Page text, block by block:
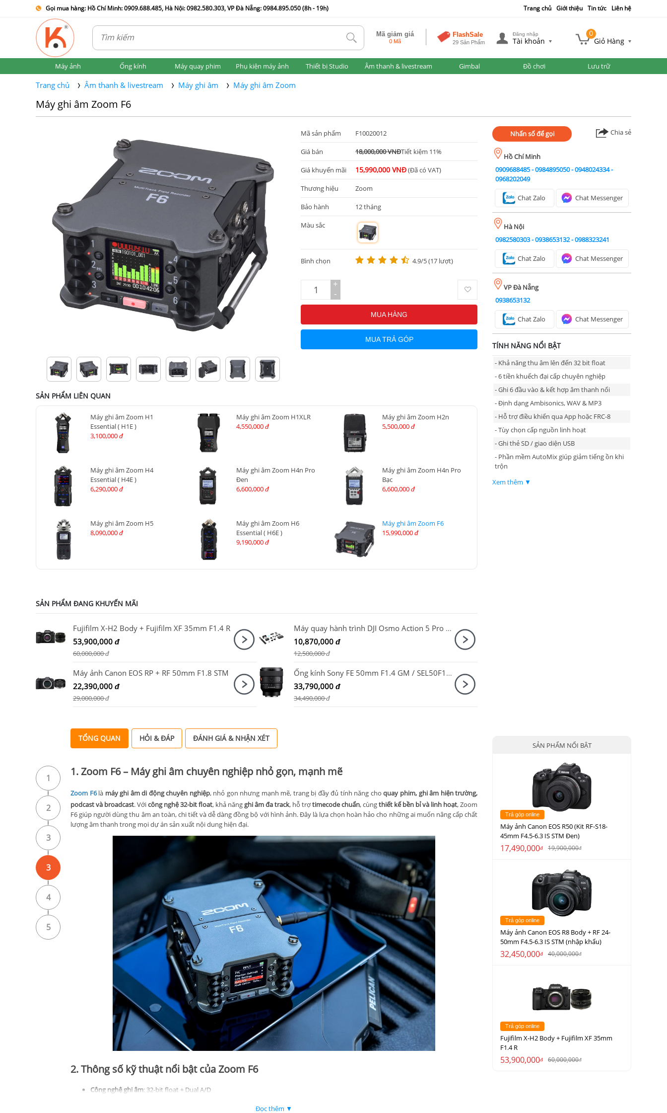
Gọi mua hàng: Hồ Chí Minh: 0909.688.485, Hà Nội: 0982.580.303, VP Đà Nẵng: 0984.895.050 (8h - 19h) Trang chủ Giới thiệu Tin tức Liên hệ
tlk Mã giảm giá
0 Mã
FlashSale
29 Sản Phẩm
Đăng nhập
Tài khoản
0
Giỏ Hàng
Máy ảnh Ống kính Máy quay phim Phụ kiện máy ảnh Thiết bị Studio Âm thanh & livestream Gimbal Đồ chơi Lưu trữ
Trang chủ Âm thanh & livestream Máy ghi âm Máy ghi âm Zoom
Máy ghi âm Zoom F6
Mã sản phẩm F10020012
Giá bán 18,000,000 VNĐTiết kiệm 11%
Giá khuyến mãi 15,990,000 VNĐ(Đã có VAT)
Thương hiệu Zoom
Bảo hành 12 tháng
Màu sắc
m
Bình chọn 4.9/5 (17 lượt)
+
-
MUA HÀNG
MUA TRẢ GÓP
SẢN PHẨM LIÊN QUAN
Máy ghi âm Zoom H1
Essential ( H1E )
3,100,000 đ
Máy ghi âm Zoom H1XLR
4,550,000 đ
Máy ghi âm Zoom H2n
5,500,000 đ
Máy ghi âm Zoom H4
Essential ( H4E )
6,290,000 đ
Máy ghi âm Zoom H4n Pro
Đen
6,600,000 đ
Máy ghi âm Zoom H4n Pro
Bạc
6,600,000 đ
Máy ghi âm Zoom H5
8,090,000 đ
Máy ghi âm Zoom H6
Essential ( H6E )
9,190,000 đ
Máy ghi âm Zoom F6
15,990,000 đ
SẢN PHẨM ĐANG KHUYẾN MÃI
Fujifilm X-H2 Body + Fujifilm XF 35mm F1.4 R
53,900,000 đ
60,000,000đ
Máy quay hành trình DJI Osmo Action 5 Pro Adventure Combo
10,870,000 đ
12,500,000đ
Máy ảnh Canon EOS RP + RF 50mm F1.8 STM
22,390,000 đ
29,000,000đ
Ống kính Sony FE 50mm F1.4 GM / SEL50F14GM
33,790,000 đ
34,490,000đ
Nhấn số để gọi Chia sẻ
Hồ Chí Minh
0909688485-0984895050-0948024334-
0968202049
Chat Zalo Chat Messenger
Hà Nội
0982580303-0938653132-0988323241
Chat Zalo Chat Messenger
VP Đà Nẵng
0938653132
Chat Zalo Chat Messenger
TÍNH NĂNG NỔI BẬT
- Khả năng thu âm lên đến 32 bit float
- 6 tiền khuếch đại cấp chuyên nghiệp
- Ghi 6 đầu vào & kết hợp âm thanh nổi
- Định dạng Ambisonics, WAV & MP3
- Hỗ trợ điều khiển qua App hoặc FRC-8
- Tùy chọn cấp nguồn linh hoạt
- Ghi thẻ SD / giao diện USB
- Phần mềm AutoMix giúp giảm tiếng ồn khi
trộn
Xem thêm ▼
1
2
3
3
4
5
TỔNG QUAN HỎI & ĐÁP ĐÁNH GIÁ & NHẬN XÉT
1. Zoom F6 – Máy ghi âm chuyên nghiệp nhỏ gọn, mạnh mẽ
Zoom F6 là máy ghi âm di động chuyên nghiệp, nhỏ gọn nhưng mạnh mẽ, trang bị đầy đủ tính năng choquay phim, ghi âm hiện trường,
podcast và broadcast. Vớicông nghệ 32-bit float, khả năngghi âm đa track, hỗ trợtimecode chuẩn, cùngthiết kế bền bỉ và linh hoạt, Zoom
F6 giúp người dùng thu âm an toàn, chi tiết và dễ dàng đồng bộ với hình ảnh. Đây là lựa chọn hoàn hảo cho những ai muốn nâng cấp chất
lượng âm thanh trong mọi dự án sản xuất nội dung hiện đại.
2. Thông số kỹ thuật nổi bật của Zoom F6
Công nghệ ghi âm: 32-bit float + Dual A/D
: Tối đa 14 track (6 input + stereo mix + backup)Đọc thêm ▼
SẢN PHẨM NỔI BẬT
Trả góp online
Máy ảnh Canon EOS R50 (Kit RF-S18-
45mm F4.5-6.3 IS STM Đen)
17,490,000đ 19,900,000đ
Trả góp online
Máy ảnh Canon EOS R8 Body + RF 24-
50mm F4.5-6.3 IS STM (nhập khẩu)
32,450,000đ 40,000,000đ
Trả góp online
Fujifilm X-H2 Body + Fujifilm XF 35mm
F1.4 R
53,900,000đ 60,000,000đ